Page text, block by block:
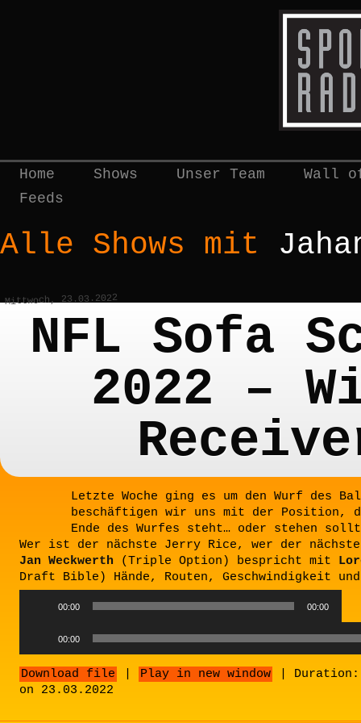
Home Shows Unser Team
Wall
Feeds
Alle Shows mit
Mittwoch, 23.03.2022
NFL Sofa
2022 –
Letzte Woche ging es um den Wurf des
beschäftigen wir uns mit der Position,
Ende des Wurfes steht… oder stehen
Wer ist der nächste Jerry Rice, wer der nächste
Jan Weckwerth (Triple Option) bespricht mit
Draft Bible) Hände, Routen, Geschwindigkeit
Audio00:00 00:00
00:00
Download file Play in new window
on 23.03.2022